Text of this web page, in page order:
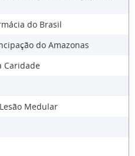
do Brasil
do Amazonas
Caridade
Medular